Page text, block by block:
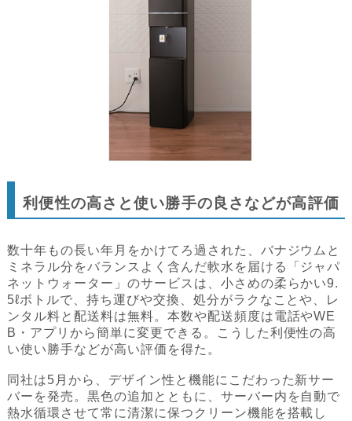
利便性の高さと使い勝手の良さなどが高評価
数十年もの長い年月をかけてろ過された、バナジウムと
ミネラル分をバランスよく含んだ軟水を届ける「ジャパ
ネットウォーター」のサービスは、小さめの柔らかい9.
5ℓボトルで、持ち運びや交換、処分がラクなことや、レ
ンタル料と配送料は無料。本数や配送頻度は電話やWE
B・アプリから簡単に変更できる。こうした利便性の高
い使い勝手などが高い評価を得た。
同社は5月から、デザイン性と機能にこだわった新サー
バーを発売。黒色の追加とともに、サーバー内を自動で
熱水循環させて常に清潔に保つクリーン機能を搭載し